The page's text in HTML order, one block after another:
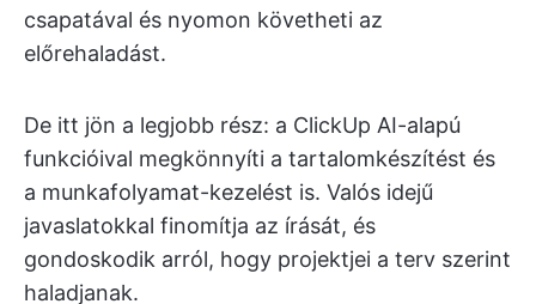
csapatával és nyomon követheti az
előrehaladást.
De itt jön a legjobb rész: a ClickUp AI-alapú
funkcióival megkönnyíti a tartalomkészítést és
a munkafolyamat-kezelést is. Valós idejű
javaslatokkal finomítja az írását, és
gondoskodik arról, hogy projektjei a terv szerint
haladjanak.